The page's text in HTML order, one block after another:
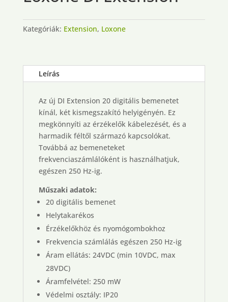
Kategóriák: Extension, Loxone
Leírás
Az új DI Extension 20 digitális bemenetet
kínál, két kismegszakító helyigényén. Ez
megkönnyíti az érzékelők kábelezését, és a
harmadik féltől származó kapcsolókat.
Továbbá az bemeneteket
frekvenciaszámlálóként is használhatjuk,
egészen 250 Hz-ig.
Műszaki adatok:
20 digitális bemenet
Helytakarékos
Érzékelőkhöz és nyomógombokhoz
Frekvencia számlálás egészen 250 Hz-ig
Áram ellátás: 24VDC (min 10VDC, max
28VDC)
Áramfelvétel: 250 mW
Védelmi osztály: IP20